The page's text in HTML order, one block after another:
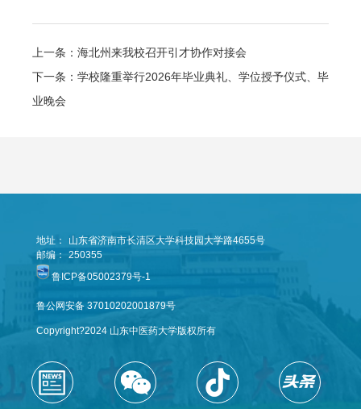
上一条：海北州来我校召开引才协作对接会
下一条：学校隆重举行2026年毕业典礼、学位授予仪式、毕
业晚会
地址：
山东省济南市长清区大学科技园大学路4655号
邮编：
250355
鲁ICP备05002379号-1
鲁公网安备 37010202001879号
Copyright?2024 山东中医药大学版权所有